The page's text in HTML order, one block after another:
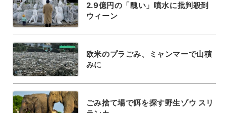
2.9億円の「醜い」噴水に批判殺到
ウィーン
欧米のプラごみ、ミャンマーで山積
みに
ごみ捨て場で餌を探す野生ゾウ スリ